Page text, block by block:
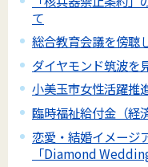
て
総合教育会議を傍聴
ダイヤモンド筑波を
小美玉市女性活躍推
臨時福祉給付金（経
恋愛・結婚イメージ
「Diamond